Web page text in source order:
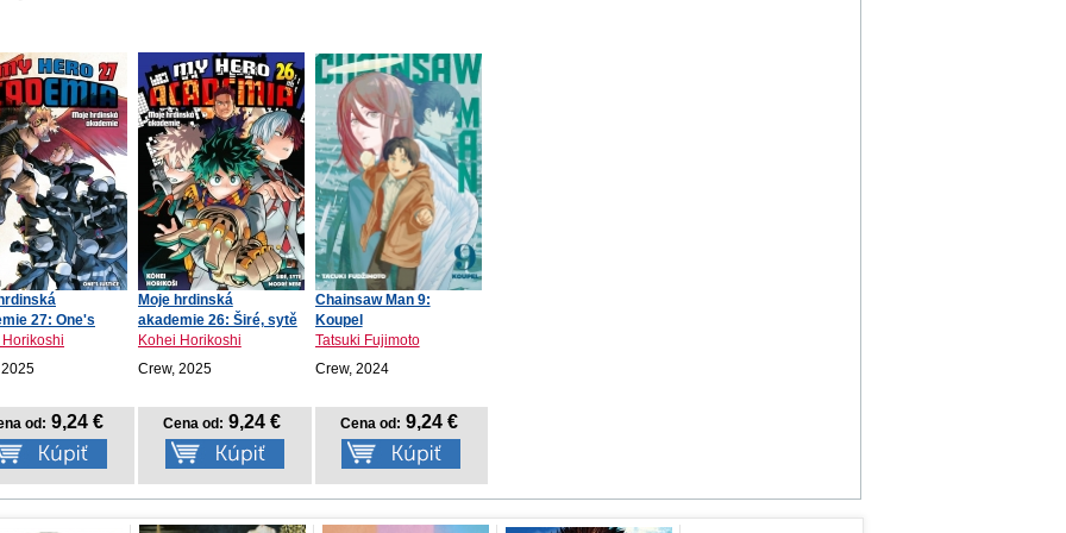
27: One's
od: 9,24 €
Moje hrdinská
akademie 26: Širé, sytě
mo...
Kohei Horikoshi
Crew, 2025
Cena od: 9,24 €
Chainsaw Man 9:
Koupel
Tatsuki Fujimoto
Crew, 2024
Cena od: 9,24 €